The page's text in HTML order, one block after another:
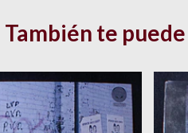
También te